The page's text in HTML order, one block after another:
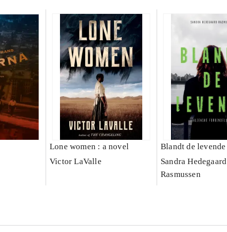
Lone women : a novel
Victor LaValle
Blandt de levende
Sandra Hedegaard
Rasmussen